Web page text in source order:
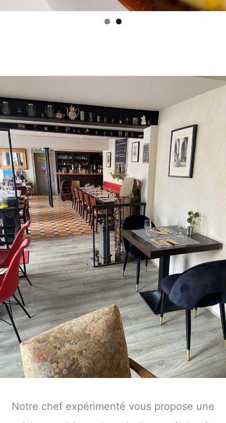
Notre chef expérimenté vous propose une